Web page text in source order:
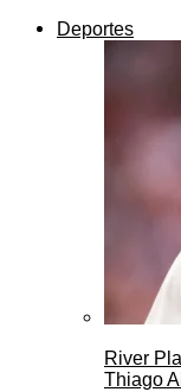
Deportes
River
Thiago